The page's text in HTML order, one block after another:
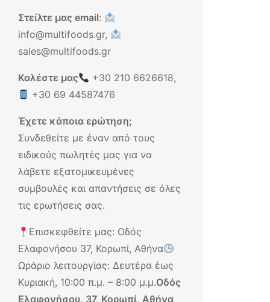
Στείλτε μας email:
info@multifoods.gr,
sales@multifoods.gr
Καλέστε μας +30 210 6626618,
+30 69 44587476
Έχετε κάποια ερώτηση;
Συνδεθείτε με έναν από τους
ειδικούς πωλητές μας για να
λάβετε εξατομικευμένες
συμβουλές και απαντήσεις σε όλες
τις ερωτήσεις σας.
Επισκεφθείτε μας: Οδός
Ελαφονήσου 37, Κορωπί, Αθήνα
Ωράριο λειτουργίας: Δευτέρα έως
Κυριακή, 10:00 π.μ. – 8:00 μ.μ.Οδός
Ελαφονήσου, 37, Κορωπί, Αθήνα